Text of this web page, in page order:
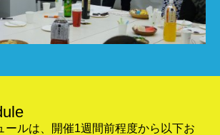
ールは、開催1週間前程度から以下お